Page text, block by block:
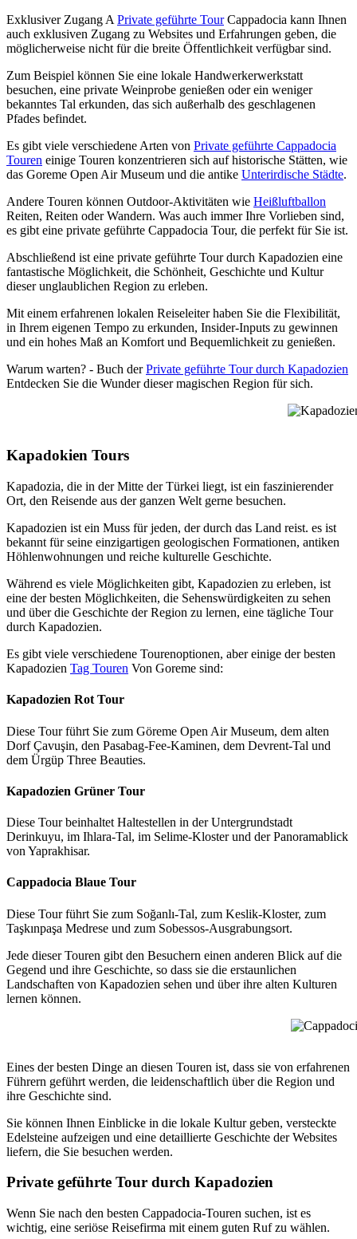
Exklusiver Zugang A Private geführte TourCappadocia kann Ihnen
auch exklusiven Zugang zu Websites und Erfahrungen geben, die
möglicherweise nicht für die breite Öffentlichkeit verfügbar sind.
Zum Beispiel können Sie eine lokale Handwerkerwerkstatt
besuchen, eine private Weinprobe genießen oder ein weniger
bekanntes Tal erkunden, das sich außerhalb des geschlagenen
Pfades befindet.
Es gibt viele verschiedene Arten von Private geführte Cappadocia
Touren einige Touren konzentrieren sich auf historische Stätten, wie
das Goreme Open Air Museum und die antike Unterirdische Städte.
Andere Touren können Outdoor-Aktivitäten wie Heißluftballon
Reiten, Reiten oder Wandern. Was auch immer Ihre Vorlieben sind,
es gibt eine private geführte Cappadocia Tour, die perfekt für Sie ist.
Abschließend ist eine private geführte Tour durch Kapadozien eine
fantastische Möglichkeit, die Schönheit, Geschichte und Kultur
dieser unglaublichen Region zu erleben.
Mit einem erfahrenen lokalen Reiseleiter haben Sie die Flexibilität,
in Ihrem eigenen Tempo zu erkunden, Insider-Inputs zu gewinnen
und ein hohes Maß an Komfort und Bequemlichkeit zu genießen.
Warum warten? - Buch derPrivate geführte Tour durch Kapadozien
Entdecken Sie die Wunder dieser magischen Region für sich.
Kapadokien Tours
Kapadozia, die in der Mitte der Türkei liegt, ist ein faszinierender
Ort, den Reisende aus der ganzen Welt gerne besuchen.
Kapadozien ist ein Muss für jeden, der durch das Land reist. es ist
bekannt für seine einzigartigen geologischen Formationen, antiken
Höhlenwohnungen und reiche kulturelle Geschichte.
Während es viele Möglichkeiten gibt, Kapadozien zu erleben, ist
eine der besten Möglichkeiten, die Sehenswürdigkeiten zu sehen
und über die Geschichte der Region zu lernen, eine tägliche Tour
durch Kapadozien.
Es gibt viele verschiedene Tourenoptionen, aber einige der besten
Kapadozien Tag Touren Von Goreme sind:
Kapadozien Rot Tour
Diese Tour führt Sie zum Göreme Open Air Museum, dem alten
Dorf Çavuşin, den Pasabag-Fee-Kaminen, dem Devrent-Tal und
dem Ürgüp Three Beauties.
Kapadozien Grüner Tour
Diese Tour beinhaltet Haltestellen in der Untergrundstadt
Derinkuyu, im Ihlara-Tal, im Selime-Kloster und der Panoramablick
von Yaprakhisar.
Cappadocia Blaue Tour
Diese Tour führt Sie zum Soğanlı-Tal, zum Keslik-Kloster, zum
Taşkınpaşa Medrese und zum Sobessos-Ausgrabungsort.
Jede dieser Touren gibt den Besuchern einen anderen Blick auf die
Gegend und ihre Geschichte, so dass sie die erstaunlichen
Landschaften von Kapadozien sehen und über ihre alten Kulturen
lernen können.
Eines der besten Dinge an diesen Touren ist, dass sie von erfahrenen
Führern geführt werden, die leidenschaftlich über die Region und
ihre Geschichte sind.
Sie können Ihnen Einblicke in die lokale Kultur geben, versteckte
Edelsteine aufzeigen und eine detaillierte Geschichte der Websites
liefern, die Sie besuchen werden.
Private geführte Tour durch Kapadozien
Wenn Sie nach den besten Cappadocia-Touren suchen, ist es
wichtig, eine seriöse Reisefirma mit einem guten Ruf zu wählen.